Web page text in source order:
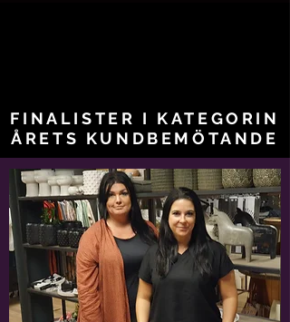
FINALISTER I KATEGORIN
ÅRETS KUNDBEMÖTANDE